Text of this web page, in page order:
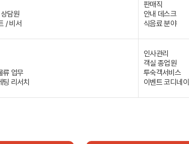
조기
담원
/ 비서
판매직
안내 데스크
식음료 분야
류 업무
리서치
인사관리
객실 종업원
투숙객서비스
이벤트 코디네